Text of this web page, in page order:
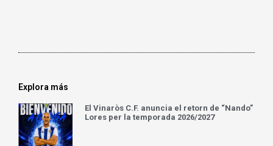
Explora más
El Vinaròs C.F. anuncia el retorn de “Nando”
Lores per la temporada 2026/2027